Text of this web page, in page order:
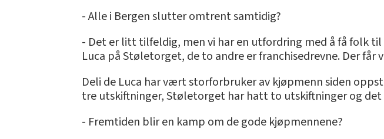
- Alle i Bergen slutter omtrent samtidig?
- Det er litt tilfeldig, men vi har en utfordring med å få folk
Luca på Støletorget, de to andre er franchisedrevne. Der får
Deli de Luca har vært storforbruker av kjøpmenn siden
tre utskiftninger, Støletorget har hatt to utskiftninger og det
- Fremtiden blir en kamp om de gode kjøpmennene?